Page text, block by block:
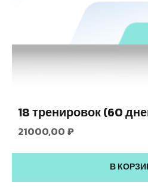
18 тренировок (60
21000,00 ₽
В